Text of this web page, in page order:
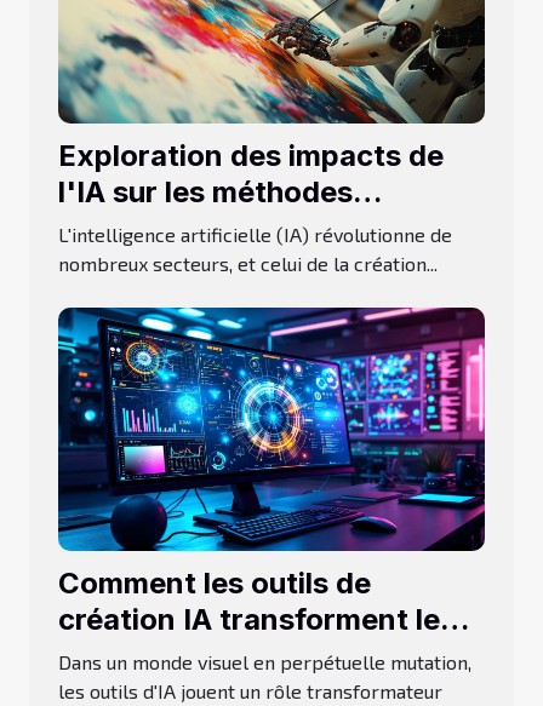
Exploration des impacts de
l'IA sur les méthodes
traditionnelles de création
graphique
L'intelligence artificielle (IA) révolutionne de
nombreux secteurs, et celui de la création...
Comment les outils de
création IA transforment le
design graphique moderne
Dans un monde visuel en perpétuelle mutation,
les outils d'IA jouent un rôle transformateur